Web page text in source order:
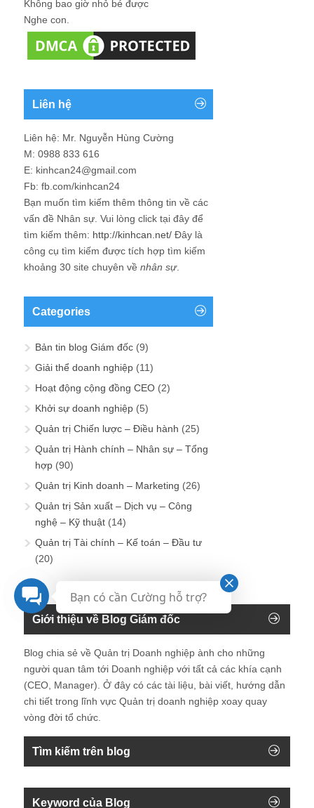
Không bao giờ nhỏ bé được
Nghe con.
Liên hệ
Liên hệ: Mr. Nguyễn Hùng Cường
M: 0988 833 616
E: kinhcan24@gmail.com
Fb: fb.com/kinhcan24
Bạn muốn tìm kiếm thêm thông tin về các
vấn đề Nhân sự. Vui lòng click tại đây để
tìm kiếm thêm: http://kinhcan.net/ Đây là
công cụ tìm kiếm được tích hợp tìm kiếm
khoảng 30 site chuyên về nhân sự.
Categories
Bản tin blog Giám đốc (9)
Giải thể doanh nghiệp (11)
Hoạt động cộng đồng CEO (2)
Khởi sự doanh nghiệp (5)
Quản trị Chiến lược – Điều hành (25)
Quản trị Hành chính – Nhân sự – Tổng
hợp (90)
Quản trị Kinh doanh – Marketing (26)
Quản trị Sản xuất – Dịch vụ – Công
nghệ – Kỹ thuật (14)
Quản trị Tài chính – Kế toán – Đầu tư
(20)
Giới thiệu về Blog Giám đốc
Blog chia sẻ về Quản trị Doanh nghiệp ành cho những
người quan tâm tới Doanh nghiệp với tất cả các khía cạnh
(CEO, Manager). Ở đây có các tài liệu, bài viết, hướng dẫn
chi tiết trong lĩnh vực Quản trị doanh nghiệp xoay quay
vòng đời tổ chức.
Tìm kiếm trên blog
Keyword của Blog
Bạn có cần Cường hỗ trợ?